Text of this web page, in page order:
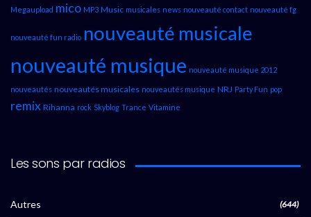
Megaupload mico MP3 Music musicales news nouveauté contact nouveauté fg
nouveauté fun radio nouveauté musicale
nouveauté musique nouveauté musique 2012
nouveautés nouveautés musicales nouveautés musique NRJ Party Fun pop
remix Rihanna rock Skyblog Trance Vitamine
Les sons par radios
Autres (644)